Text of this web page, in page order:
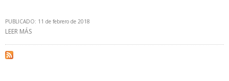
PUBLICADO: 11 de febrero de 2018
LEER MÁS